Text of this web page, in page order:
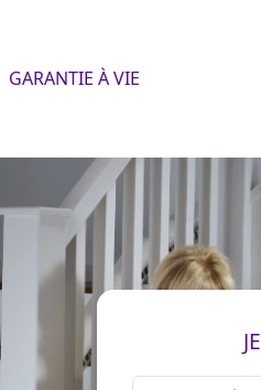
GARANTIE À VIE